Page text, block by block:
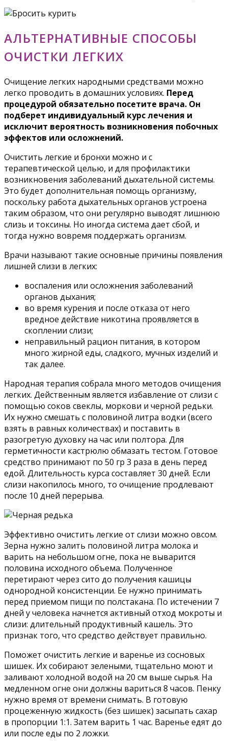
АЛЬТЕРНАТИВНЫЕ СПОСОБЫ
ОЧИСТКИ ЛЕГКИХ
Очищение легких народными средствами можно
легко проводить в домашних условиях. Перед
процедурой обязательно посетите врача. Он
подберет индивидуальный курс лечения и
исключит вероятность возникновения побочных
эффектов или осложнений.
Очистить легкие и бронхи можно и с
терапевтической целью, и для профилактики
возникновения заболеваний дыхательной системы.
Это будет дополнительная помощь организму,
поскольку работа дыхательных органов устроена
таким образом, что они регулярно выводят лишнюю
слизь и токсины. Но иногда система дает сбой, и
тогда нужно вовремя поддержать организм.
Врачи называют такие основные причины появления
лишней слизи в легких:
воспаления или осложнения заболеваний
органов дыхания;
во время курения и после отказа от него
вредное действие никотина проявляется в
скоплении слизи;
неправильный рацион питания, в котором
много жирной еды, сладкого, мучных изделий и
так далее.
Народная терапия собрала много методов очищения
легких. Действенным является избавление от слизи с
помощью соков свеклы, моркови и черной редьки.
Их нужно смешать с половиной литра водки (всего
взять в равных количествах) и поставить в
разогретую духовку на час или полтора. Для
герметичности кастрюлю обмазать тестом. Готовое
средство принимают по 50 гр 3 раза в день перед
едой. Длительность курса составляет 30 дней. Если
слизи накопилось много, то очищение продлевают
после 10 дней перерыва.
Эффективно очистить легкие от слизи можно овсом.
Зерна нужно залить половиной литра молока и
варить на небольшом огне, пока не выварится
половина исходного объема. Полученное
перетирают через сито до получения кашицы
однородной консистенции. Ее нужно принимать
перед приемом пищи по полстакана. По истечении 7
дней у человека начнется активный отход мокроты и
слизи: длительный продуктивный кашель. Это
признак того, что средство действует правильно.
Поможет очистить легкие и варенье из сосновых
шишек. Их собирают зелеными, тщательно моют и
заливают холодной водой на 20 см выше сырья. На
медленном огне они должны вариться 8 часов. Пенку
нужно время от времени снимать. В готовую
процеженную жидкость (без шишек) засыпать сахар
в пропорции 1:1. Затем варить 1 час. Варенье едят до
или после еды по 2 ложки.